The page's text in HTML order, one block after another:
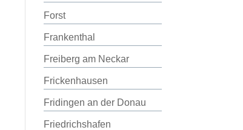
Forst
Frankenthal
Freiberg am Neckar
Frickenhausen
Fridingen an der Donau
Friedrichshafen